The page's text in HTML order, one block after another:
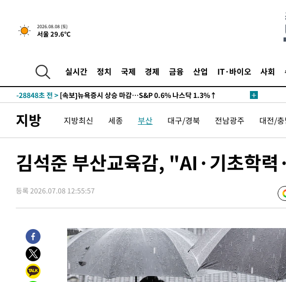
2026.08.08 (토)
서울 29.6℃
실시간 정치 국제 경제 금융 산업 IT·바이오 사회
-28848초 전 > [속보]뉴욕증시 상승 마감…S&P 0.6% 나스닥 1.3%↑
지방 지방최신 세종 부산 대구/경북 전남광주 대전/
김석준 부산교육감, "AI·기초학
등록 2026.07.08 12:55:57